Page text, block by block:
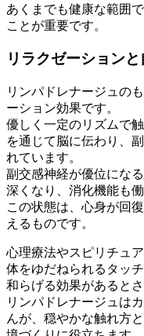
あくまでも健康な範囲
ことが重要です。
リラクゼーション
リンパドレナージュの
ーション効果です。
優しく一定のリズムで
を通じて脳に伝わり、
れています。
副交感神経が優位にな
深くなり、消化機能も
この状態は、心身が回
えるものです。
心理療法やスピリチュ
体をゆだねられるタッ
和らげる効果があるとさ
リンパドレナージュは
んが、穏やかな触れ方